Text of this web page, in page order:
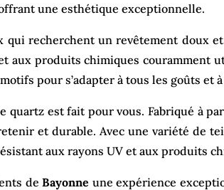
une esthétique exceptionnelle.
recherchent un revêtement doux
aux produits chimiques couramment
pour s’adapter à tous les goûts et
est fait pour vous. Fabriqué à
et durable. Avec une variété de
aux rayons UV et aux produits
deBayonne une expérience